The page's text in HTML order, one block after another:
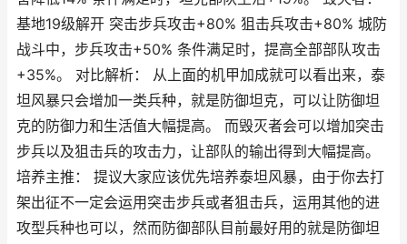
基地19级解开 突击步兵攻击+80% 狙击兵攻击+80% 城防
战斗中，步兵攻击+50% 条件满足时，提高全部部队攻击
+35%。 对比解析： 从上面的机甲加成就可以看出来，泰
坦风暴只会增加一类兵种，就是防御坦克，可以让防御坦
克的防御力和生活值大幅提高。 而毁灭者会可以增加突击
步兵以及狙击兵的攻击力，让部队的输出得到大幅提高。
培养主推： 提议大家应该优先培养泰坦风暴，由于你去打
架出征不一定会运用突击步兵或者狙击兵，运用其他的进
攻型兵种也可以，然而防御部队目前最好用的就是防御坦